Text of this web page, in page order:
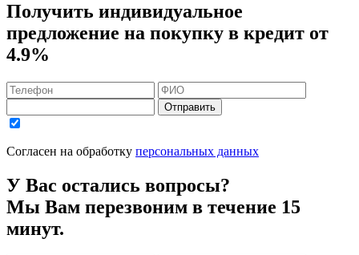
Получить индивидуальное
предложение на покупку в кредит от
4.9%
Отправить
Согласен на обработку персональных данных
У Вас остались вопросы?
Мы Вам перезвоним в течение 15
минут.